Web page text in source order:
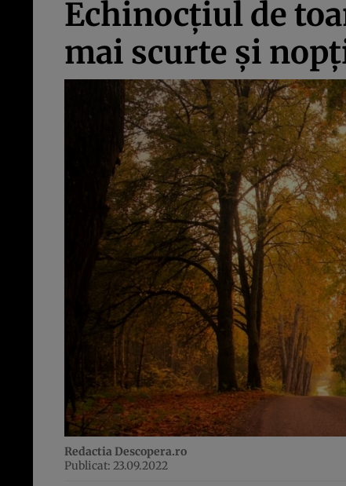
Echinocţiul de
mai scurte și
Redactia Descopera.ro
Publicat: 23.09.2022